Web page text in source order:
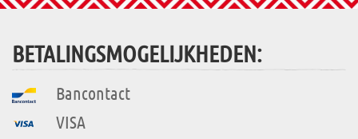
BETALINGSMOGELIJKHEDEN:
Bancontact
VISA